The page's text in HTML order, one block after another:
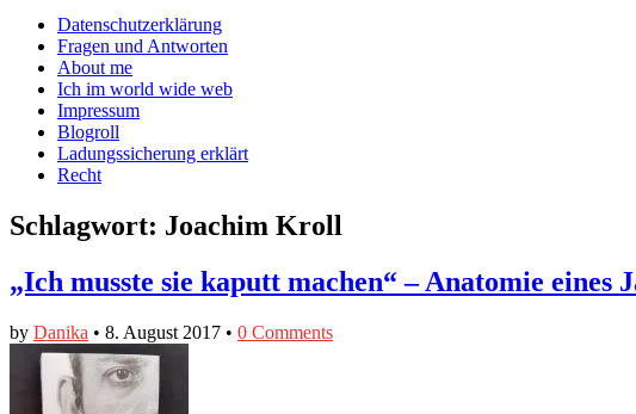
Facebook
anzeigen
Twitter
anzeigen
auf
Instagram
anzeigen
Main
menu
Skip
content
Datenschutzerklärung
Fragen und Antworten
About me
Ich im world wide web
Impressum
Blogroll
Ladungssicherung erklärt
Recht
Schlagwort: Joachim Kroll
„Ich musste sie kaputt machen“ – Anatomie eines
by Danika • 8. August 2017 • 0 Comments